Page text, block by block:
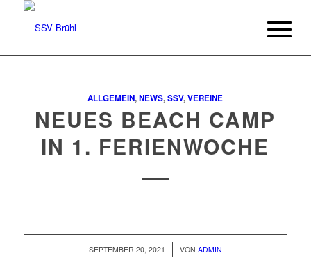
ALLGEMEIN,NEWS,SSV,VEREINE
NEUES BEACH CAMP
IN 1. FERIENWOCHE
SEPTEMBER 20, 2021
/ VON ADMIN